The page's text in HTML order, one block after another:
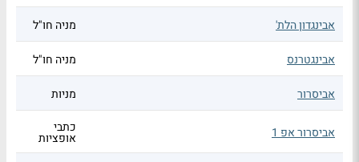
אבינגדון הלת' מניה חו"ל
אבינגטרנס מניה חו"ל
אביסרור מניות
אביסרור אפ 1 כתבי
אופציות